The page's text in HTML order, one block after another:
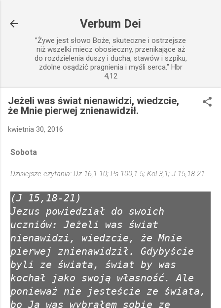
Verbum Dei
”Żywe jest słowo Boże, skuteczne i ostrzejsze
niż wszelki miecz obosieczny, przenikające aż
do rozdzielenia duszy i ducha, stawów i szpiku,
zdolne osądzić pragnienia i myśli serca.” Hbr
4,12
Jeżeli was świat nienawidzi, wiedzcie,
że Mnie pierwej znienawidził.
kwietnia 30, 2016
Sobota
Dzisiejsze czytania: Dz 16,1-10; Ps 100,1-5; Kol 3,1; J 15,18-21
(J 15,18-21)
Jezus powiedział do swoich
uczniów: Jeżeli was świat
nienawidzi, wiedzcie, że Mnie
pierwej znienawidził. Gdybyście
byli ze świata, świat by was
kochał jako swoją własność. Ale
ponieważ nie jesteście ze świata,
bo Ja was wybrałem sobie ze